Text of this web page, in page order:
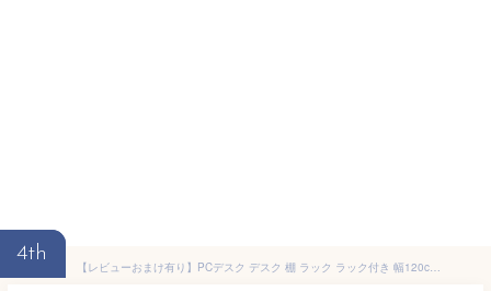
4th
【レビューおまけ有り】PCデスク デスク 棚 ラック ラック付き 幅120cm RTID-1200 デスク 収納棚 棚 収納 おしゃれ パソコンデスク PCデスク ラック付きデスク 勉強机 大人 ラック テーブル シンプル PC 机 ラック インテリア テレワーク 在宅勤務 在宅ワーク【D】[3sdl10]